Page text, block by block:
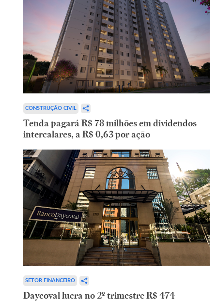
CONSTRUÇÃO CIVIL
Tenda pagará R$ 78 milhões em dividendos
intercalares, a R$ 0,63 por ação
SETOR FINANCEIRO
Daycoval lucra no 2º trimestre R$ 474